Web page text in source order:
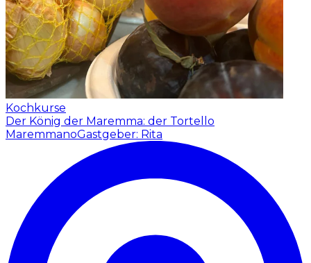
Kochkurse
Der König der Maremma: der Tortello
MaremmanoGastgeber: Rita